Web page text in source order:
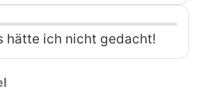
hätte ich nicht gedacht!